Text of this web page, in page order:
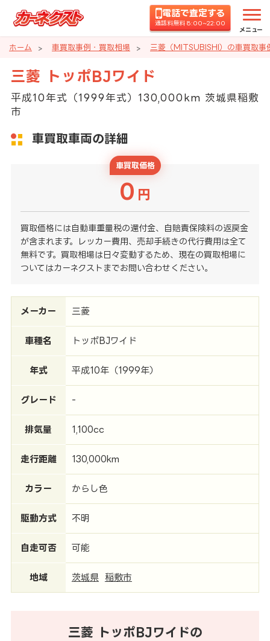
電話で査定する
通話料無料 8:00~22:00
メニュー
ホーム 車買取事例・買取相場 三菱（MITSUBISHI）の車買取事
三菱 トッポBJワイド
平成10年式（1999年式）130,000km 茨城県稲敷
市
車買取車両の詳細
車買取価格
0 円
買取価格には自動車重量税の還付金、自賠責保険料の返戻金
が含まれます。レッカー費用、売却手続きの代行費用は全て
無料です。買取相場は日々変動するため、現在の買取相場に
ついてはカーネクストまでお問い合わせください。
メーカー 三菱
車種名 トッポBJワイド
年式 平成10年（1999年）
グレード -
排気量 1,100cc
走行距離 130,000km
カラー からし色
駆動方式 不明
自走可否 可能
地域 茨城県 稲敷市
三菱 トッポBJワイドの